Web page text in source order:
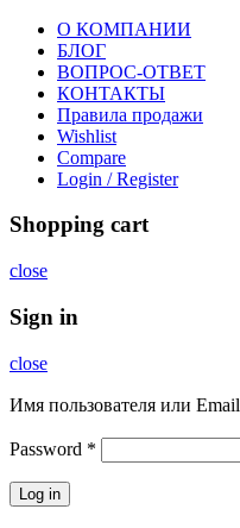
О КОМПАНИИ
БЛОГ
ВОПРОС-ОТВЕТ
КОНТАКТЫ
Правила продажи
Wishlist
Compare
Login / Register
Shopping cart
close
Sign in
close
Имя пользователя или Email
Password *
Log in